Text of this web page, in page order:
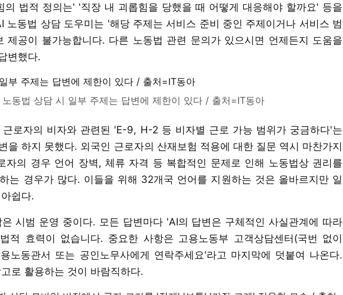
의 법적 정의는' '직장 내 괴롭힘을 당했을 때 어떻게 대응해야 할까요' 등을
노동법 상담 도우미는 '해당 주제는 서비스 준비 중인 주제이거나 서비스 범
제공이 불가능합니다. 다른 노동법 관련 문의가 있으시면 언제든지 도움을
변했다.
노동법 상담 시 일부 주제는 답변에 제한이 있다 / 출처=IT동아
근로자의 비자와 관련된 'E-9, H-2 등 비자별 근로 가능 범위가 궁금하다'는
을 하지 못했다. 외국인 근로자의 산재보험 적용에 대한 질문 역시 마찬가지
자의 경우 언어 장벽, 체류 자격 등 복합적인 문제로 인해 노동법상 권리를
는 경우가 많다. 이들을 위해 32개국 언어를 지원하는 것은 올바르지만 일
쉽다.
시범 운영 중이다. 모든 답변마다 'AI의 답변은 구체적인 사실관계에 따라
적 효력이 없습니다. 중요한 사항은 고용노동부 고객상담센터(국번 없이
노동관서 또는 공인노무사에게 연락주세요'라고 마지막에 덧붙여 나온다.
로 활용하는 것이 바람직하다.